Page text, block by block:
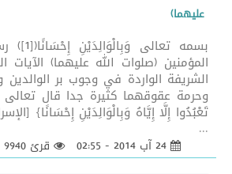
عليهما)
بسمه
المؤمنين (صلوات الله عليهما) الآيات
الشريفة الواردة في وجوب بر الوالدين
وحرمة عقوقهما كثيرة جدا قال
...
قرئ 9940 مرة